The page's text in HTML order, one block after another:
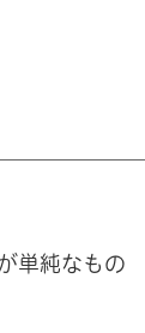
単純なもの